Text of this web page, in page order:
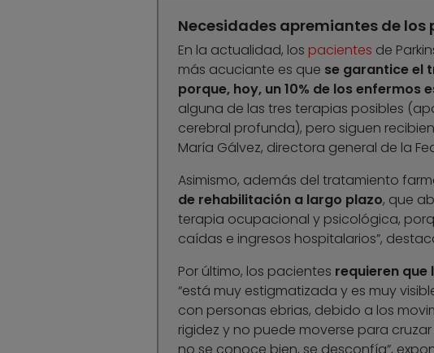
Necesidades apremiantes de los
En la actualidad, los pacientes de
más acuciante es que se garantice el
porque, hoy, un 10% de los enfermos
alguna de las tres terapias posibles
cerebral profunda), pero siguen
María Gálvez, directora general de la
Asimismo, además del tratamiento
de rehabilitación a largo plazo, que
terapia ocupacional y psicológica,
caídas e ingresos hospitalarios”,
Por último, los pacientes requieren
“está muy estigmatizada y es muy
con personas ebrias, debido a los
rigidez y no puede moverse para